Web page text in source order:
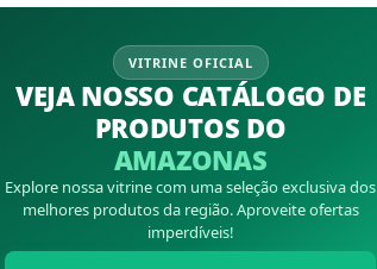
VITRINE OFICIAL
VEJA NOSSO CATÁLOGO DE
PRODUTOS DO
AMAZONAS
Explore nossa vitrine com uma seleção exclusiva dos
melhores produtos da região. Aproveite ofertas
imperdíveis!